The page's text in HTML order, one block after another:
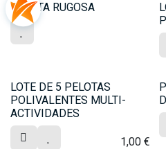
PELOTA RUGOSA
LOTE DE 5 PELOTAS
POLIVALENTES MULTI-
ACTIVIDADES
1,00 €